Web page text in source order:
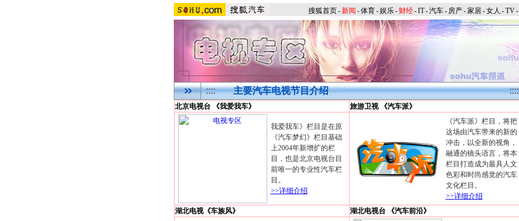
搜狐首页-新闻 -体育-娱乐- 财经-IT-汽车- 房产-家居-女人 -TV-
主要汽车电视节目介绍
北京电视台 《我爱我车》 旅游卫视 《汽车派》
我爱我车》栏目是在原
《汽车梦幻》栏目基础
上2004年新增扩的栏
目，也是北京电视台目
前唯一的专业性汽车栏
目。
>>详细介绍
《汽车派》栏目，将把
这场由汽车带来的新的
冲击，以全新的视角，
融通的镜头语言，将本
栏目打造成为最具人文
色彩和时尚感觉的汽车
文化栏目。
>>详细介绍
湖北电视《车族风》
湖北电视台 《汽车前沿》